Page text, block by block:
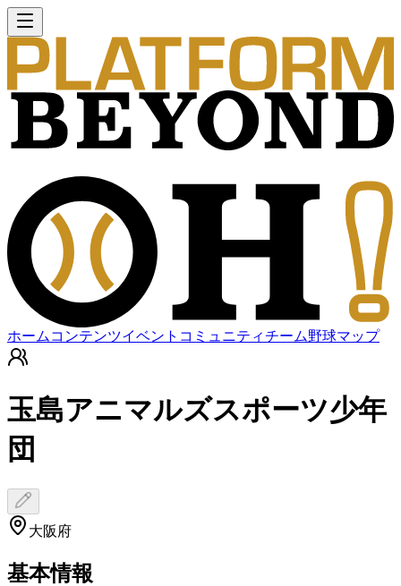
ホーム コンテンツイベント コミュニティチーム野球マップ
玉島アニマルズスポーツ少年
団
大阪府
基本情報